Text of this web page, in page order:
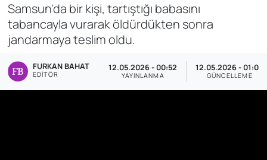
Samsun'da bir kişi, tartıştığı babasını
tabancayla vurarak öldürdükten sonra
jandarmaya teslim oldu.
FURKAN BAHAT
EDITÖR
12.05.2026 - 00:52
YAYINLANMA
12.05.2026 - 01:00
GÜNCELLEME
Bölge
Dünya
Ekonomi
Haber Arşivi